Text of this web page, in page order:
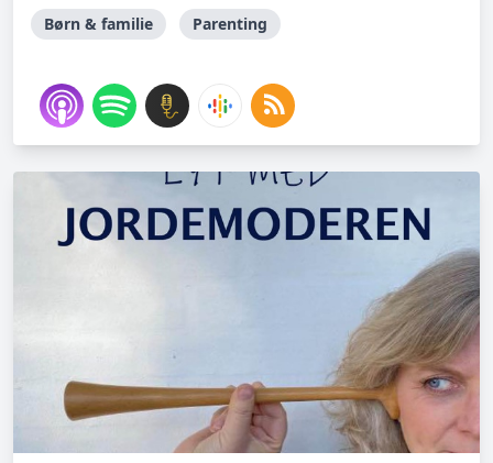
Børn & familie Parenting